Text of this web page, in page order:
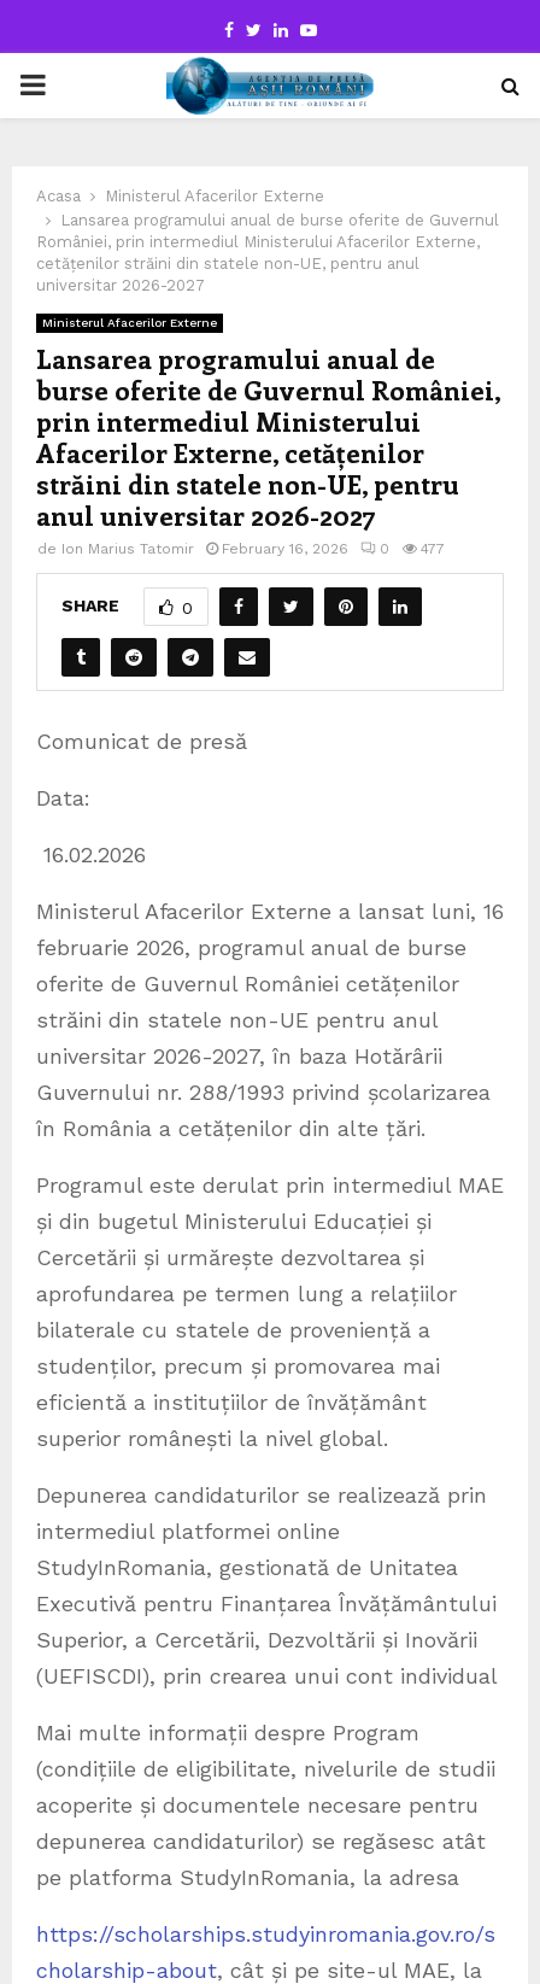
Facebook
TwitterLinkedinYoutube
PRIMARY
Acasa
Ministerul Afacerilor Externe
Lansarea programului anual de burse oferite de Guvernul
României, prin intermediul Ministerului Afacerilor Externe,
cetățenilor străini din statele non-UE, pentru anul
universitar 2026-2027
Ministerul Afacerilor Externe
Lansarea programului anual de
burse oferite de Guvernul României,
prin intermediul Ministerului
Afacerilor Externe, cetățenilor
străini din statele non-UE, pentru
anul universitar 2026-2027
de Ion Marius Tatomir February 16, 2026 0 477
SHARE 0
Comunicat de presă
Data:
16.02.2026
Ministerul Afacerilor Externe a lansat luni, 16
februarie 2026, programul anual de burse
oferite de Guvernul României cetățenilor
străini din statele non-UE pentru anul
universitar 2026-2027, în baza Hotărârii
Guvernului nr. 288/1993 privind școlarizarea
în România a cetățenilor din alte țări.
Programul este derulat prin intermediul MAE
și din bugetul Ministerului Educației și
Cercetării și urmărește dezvoltarea și
aprofundarea pe termen lung a relațiilor
bilaterale cu statele de proveniență a
studenților, precum și promovarea mai
eficientă a instituțiilor de învățământ
superior românești la nivel global.
Depunerea candidaturilor se realizează prin
intermediul platformei online
StudyInRomania, gestionată de Unitatea
Executivă pentru Finanțarea Învățământului
Superior, a Cercetării, Dezvoltării și Inovării
(UEFISCDI), prin crearea unui cont individual
Mai multe informații despre Program
(condițiile de eligibilitate, nivelurile de studii
acoperite și documentele necesare pentru
depunerea candidaturilor) se regăsesc atât
pe platforma StudyInRomania, la adresa
https://scholarships.studyinromania.gov.ro/s
cholarship-about, cât și pe site-ul MAE, la